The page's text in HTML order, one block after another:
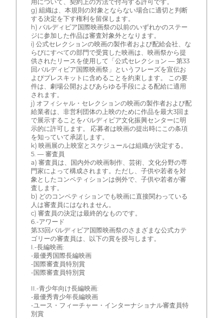
用について、契約上の方法で付与する許可です。
g) 組織は、本規則の対象とならない場合に適切と判断
する決定を下す権利を留保します。
h) バルディビア国際映画祭の以前のいずれかのステー
ジに参加した作品は審査対象外となります。
i) 公式セレクションの映画の製作者および配給会社、な
らびにすべての部門で受賞した映画は、映画祭から提
供されたリースを使用して「公式セレクション — 第33
回バルディビア国際映画祭」というフレーズを宣伝お
よびプレスキットに含めることを約束します。 この要
件は、劇場公開およびあらゆる手段による配給に適用
されます。
j) オフィシャル・セレクションの映画の製作者および配
給業者は、非営利団体の上映のために作品を最大3回ま
で展示することをバルディビア文化振興センターに明
示的に許可します。 応募者は映画の提出時にこの条項
を知っていて承諾します。
k) 映画展の上映室とスケジュールは組織が決定する。
5. — 審査員
a) 審査員は、国内外の映画制作、芸術、文化分野の専
門家によって構成されます。ただし、子供や若者を対
象としたコンペティションは例外で、子供や若者が審
査します。
b) どのコンペティションでも映画に直接関わっている
人は審査員にはなれません。
c) 審査員の決定は最終的なものです。
6.-アワード
第33回バルディビア国際映画祭のさまざまな公式カテ
ゴリーの審査員は、以下の賞を授与します。
I.-長編映画:
-最優秀国際長編映画
-国際審査員特別賞
-国際審査員特別賞
II.-青少年向け長編映画:
-最優秀青少年長編映画
-ユース・フィーチャー・インターナショナル審査員特
別賞